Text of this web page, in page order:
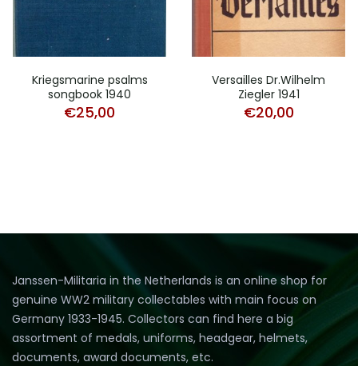
Kriegsmarine psalms
songbook 1940
€25,00
Versailles Dr.Wilhelm
Ziegler 1941
€20,00
Janssen-Militaria in the Netherlands is an online shop for
genuine WW2 military collectables with main focus on
Germany 1933-1945. Collectors can find here a big
assortment of medals, uniforms, headgear, helmets,
documents, award documents, etc.